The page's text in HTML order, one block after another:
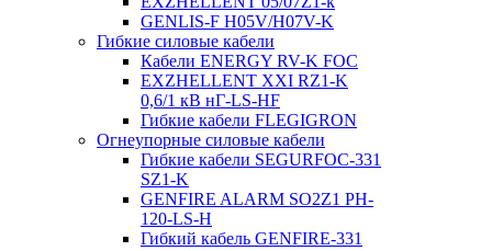
GENLIS-F Н05V/H07V-K
Гибкие силовые кабели
Кабели ENERGY RV-K FOC
EXZHELLENT XXI RZ1-K
0,6/1 кВ нГ-LS-HF
Гибкие кабели FLEGIGRON
Огнеупорные силовые кабели
Гибкие кабели SEGURFOC-331
SZ1-K
GENFIRE ALARM SO2Z1 PH-
120-LS-H
Гибкий кабель GENFIRE-331